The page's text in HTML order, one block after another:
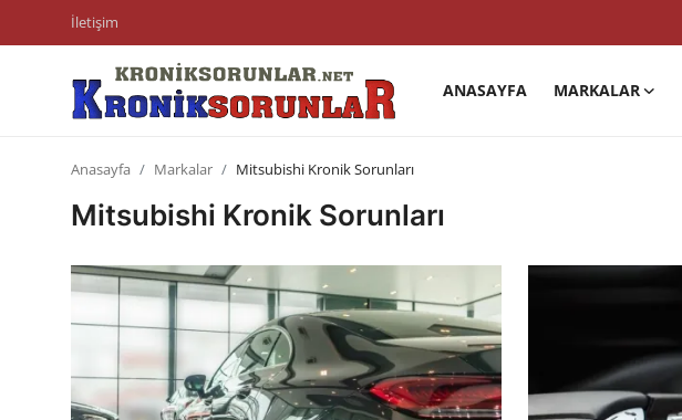
İletişim
ANASAYFA MARKALAR
Trafik & Cezalar
Sigorta & Kasko
Vergi & ÖTV & MTV
Anasayfa Markalar Mitsubishi Kronik Sorunları
Mitsubishi Kronik Sorunları